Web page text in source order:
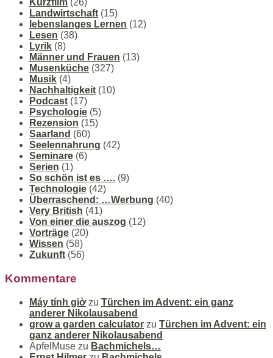
Kurzfilm (26)
Landwirtschaft (15)
lebenslanges Lernen (12)
Lesen (38)
Lyrik (8)
Männer und Frauen (13)
Musenküche (327)
Musik (4)
Nachhaltigkeit (10)
Podcast (17)
Psychologie (5)
Rezension (15)
Saarland (60)
Seelennahrung (42)
Seminare (6)
Serien (1)
So schön ist es …. (9)
Technologie (42)
Überraschend: …Werbung (40)
Very British (41)
Von einer die auszog (12)
Vorträge (20)
Wissen (58)
Zukunft (56)
Kommentare
Máy tính giờzu Türchen im Advent: ein ganz
anderer Nikolausabend
grow a garden calculator zu Türchen im Advent: ein
ganz anderer Nikolausabend
ApfelMuse zu Bachmichels…